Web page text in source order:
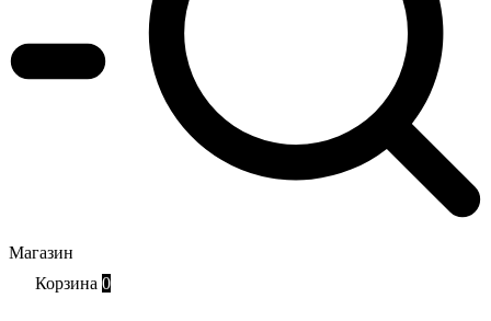
Магазин
Корзина 0